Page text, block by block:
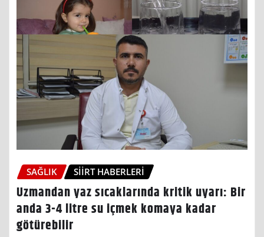
SAĞLIK SIIRT HABERLERI
Uzmandan yaz sıcaklarında kritik uyarı: Bir
anda 3-4 litre su içmek komaya kadar
götürebilir